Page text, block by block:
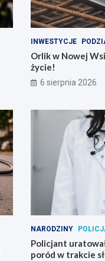
INWESTYCJE
Orlik w Nowej
życie!
6 sierpnia 2026
NARODZINY
Policjant
poród w trakcie